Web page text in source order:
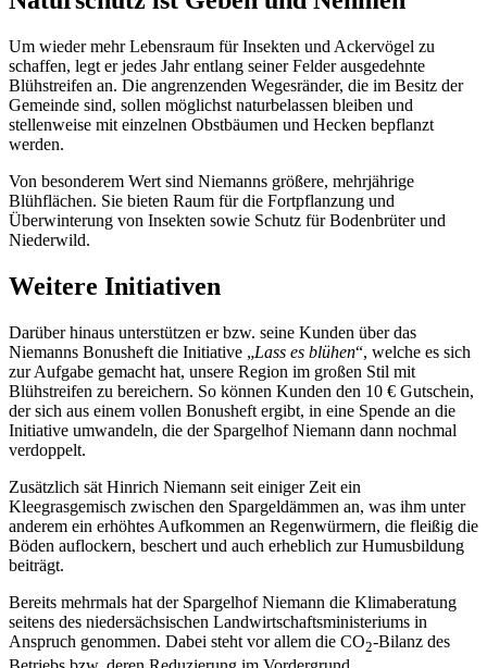
Um wieder mehr Lebensraum für Insekten und Ackervögel zu
schaffen, legt er jedes Jahr entlang seiner Felder ausgedehnte
Blühstreifen an. Die angrenzenden Wegesränder, die im Besitz der
Gemeinde sind, sollen möglichst naturbelassen bleiben und
stellenweise mit einzelnen Obstbäumen und Hecken bepflanzt
werden.
Von besonderem Wert sind Niemanns größere, mehrjährige
Blühflächen. Sie bieten Raum für die Fortpflanzung und
Überwinterung von Insekten sowie Schutz für Bodenbrüter und
Niederwild.
Weitere Initiativen
Darüber hinaus unterstützen er bzw. seine Kunden über das
Niemanns Bonusheft die Initiative „Lass es blühen“, welche es sich
zur Aufgabe gemacht hat, unsere Region im großen Stil mit
Blühstreifen zu bereichern. So können Kunden den 10 € Gutschein,
der sich aus einem vollen Bonusheft ergibt, in eine Spende an die
Initiative umwandeln, die der Spargelhof Niemann dann nochmal
verdoppelt.
Zusätzlich sät Hinrich Niemann seit einiger Zeit ein
Kleegrasgemisch zwischen den Spargeldämmen an, was ihm unter
anderem ein erhöhtes Aufkommen an Regenwürmern, die fleißig die
Böden auflockern, beschert und auch erheblich zur Humusbildung
beiträgt.
Bereits mehrmals hat der Spargelhof Niemann die Klimaberatung
seitens des niedersächsischen Landwirtschaftsministeriums in
Anspruch genommen. Dabei steht vor allem die CO2-Bilanz des